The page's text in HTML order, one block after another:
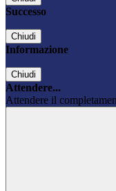
Successo
Chiudi
Informazione
Chiudi
Attendere...
Attendere il